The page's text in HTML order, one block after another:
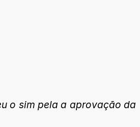
o sim pela a aprovação da